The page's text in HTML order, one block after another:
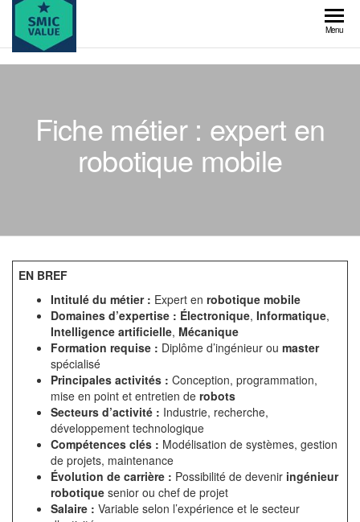
Skip
the
content
value
Menu
Fiche métier : expert en
robotique mobile
EN BREF
Intitulé du métier : Expert en robotique mobile
Domaines d’expertise : Électronique, Informatique,
Intelligence artificielle, Mécanique
Formation requise : Diplôme d’ingénieur ou master
spécialisé
Principales activités : Conception, programmation,
mise en point et entretien de robots
Secteurs d’activité : Industrie, recherche,
développement technologique
Compétences clés : Modélisation de systèmes, gestion
de projets, maintenance
Évolution de carrière : Possibilité de devenir ingénieur
robotique senior ou chef de projet
Salaire : Variable selon l’expérience et le secteur